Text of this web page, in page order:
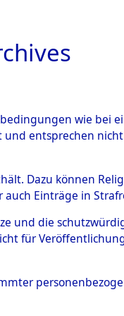
→0002
wie bei
und entsprechen
Dazu können
Einträge in
und die
für